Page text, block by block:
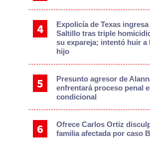
Expolicía de Texas
Saltillo tras triple
su expareja; intentó huir a
hijo
Presunto agresor de
enfrentará proceso penal
condicional
Ofrece Carlos Ortiz
familia afectada por caso